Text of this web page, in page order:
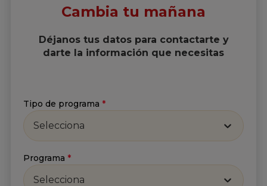
Newsletter
Recibe lo más reciente en tu correo
Nombre *
Cambia tu mañana
Déjanos tus datos para contactarte y
darte la información que necesitas
Tipo de programa *
Selecciona
Programa *
Selecciona